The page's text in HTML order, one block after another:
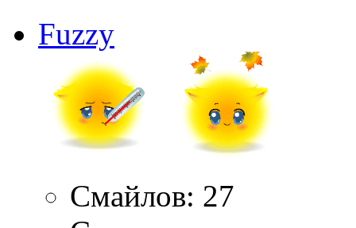
Fuzzy
Смайлов: 27